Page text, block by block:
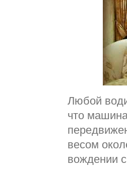
Любой
что
весом
вождении